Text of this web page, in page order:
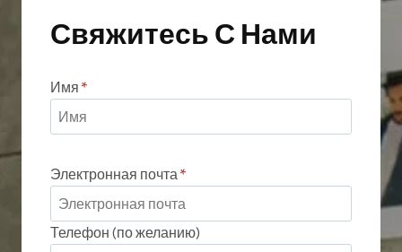
Свяжитесь С Нами
Имя *
Электронная почта*
Телефон (по желанию)